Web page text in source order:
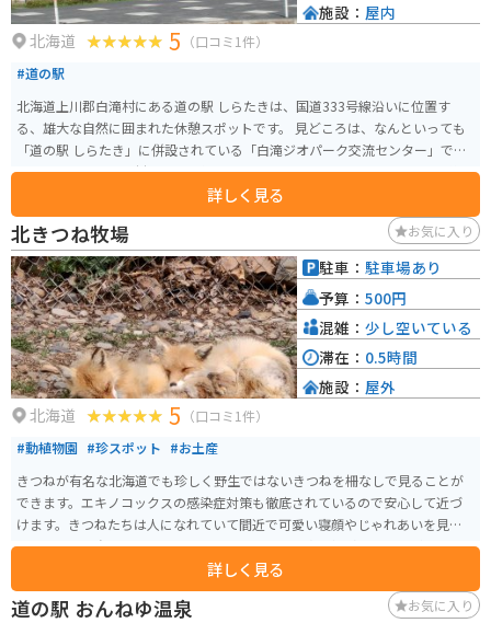
北海道 5 （口コミ1件）
#道の駅
北海道上川郡白滝村にある道の駅 しらたきは、国道333号線沿いに位置す
る、雄大な自然に囲まれた休憩スポットです。 見どころは、なんといっても
「道の駅 しらたき」に併設されている「白滝ジオパーク交流センター」で
す。ここでは、白滝村の地質や化石に関する展示を見学できます。特に、約4
万年前にこの地で暮らしていた「ナウマンゾウ」の化石は必見です。 バイク
で訪れる際は、駐車場も広く停めやすいので安心です。道の駅周辺には、白
滝村特産のそばや山菜を使った料理を提供する飲食店もあります。また、少
し足を延ばせば、クッチャロ湖など自然豊かな観光スポットも点在している
ので、ツーリングの拠点としても最適です。
詳しく見る
施設： 屋内
北きつね牧場 お気に入り
北海道 5 （口コミ1件）
#動植物園 #珍スポット #お土産
きつねが有名な北海道でも珍しく野生ではないきつねを柵なしで見ることが
できます。エキノコックスの感染症対策も徹底されているので安心して近づ
けます。きつねたちは人になれていて間近で可愛い寝顔やじゃれあいを見せ
てくれます。自分の手でポストカードのような写真を撮影できるのがとても
詳しく見る
駐車： 駐車場あり
予算： 500円
混雑： 少し空いている
滞在： 0.5時間
施設： 屋外
道の駅 おんねゆ温泉 お気に入り